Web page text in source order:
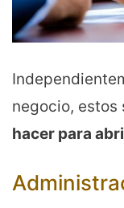
negocio, estos
hacer para